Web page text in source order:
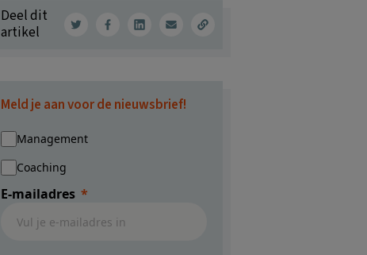
Deel dit
artikel
Meld je aan voor de nieuwsbrief!
Management
Coaching
E-mailadres